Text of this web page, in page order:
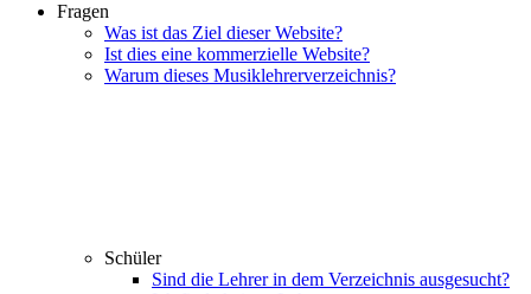
Fragen
Was ist das Ziel dieser Website?
Ist dies eine kommerzielle Website?
Warum dieses Musiklehrerverzeichnis?
Schüler
Sind die Lehrer in dem Verzeichnis ausgesucht?